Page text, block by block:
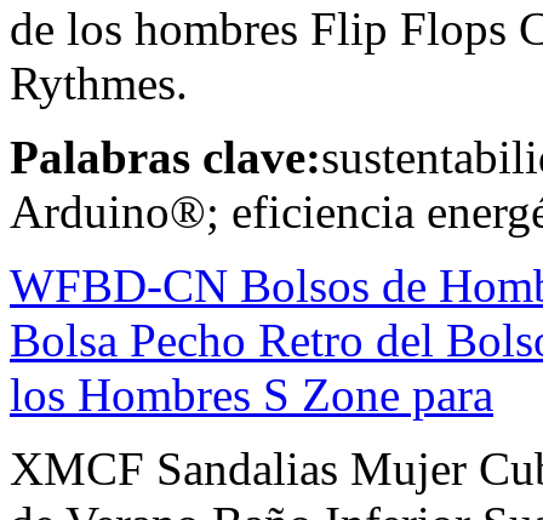
de los hombres Flip Flops
Rythmes.
Palabras clave:
Arduino®; eficiencia
WFBD-CN Bolsos de
Bolsa Pecho Retro del
los Hombres S Zone para
XMCF Sandalias Mujer